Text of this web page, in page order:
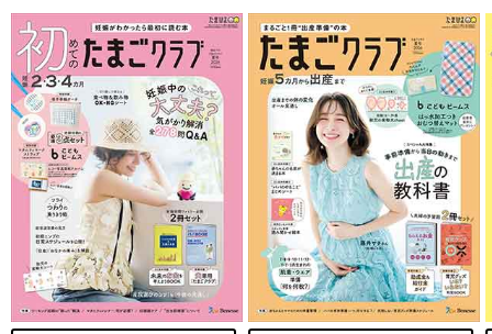
ちっくんさんは、トラックパンツをイロチで購入。セットアップ
で着られるジャケットもあったんだとか。ブルーとナチュラルの
2色をゲットしたそうですが、どちらの色も使えそう！サイドに
あるラインもかっこいいですよね♪
双子ちゃんのお気に入り！「レースアップブーツ」